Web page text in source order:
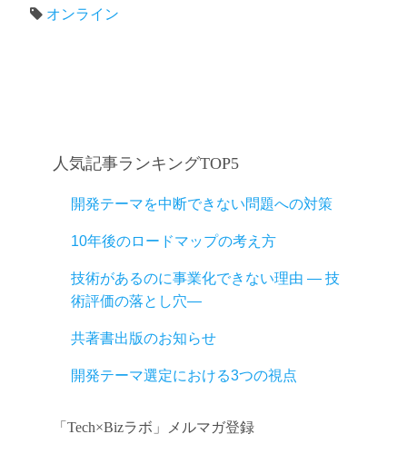
オンライン
人気記事ランキングTOP5
開発テーマを中断できない問題への対策
10年後のロードマップの考え方
技術があるのに事業化できない理由 ― 技
術評価の落とし穴―
共著書出版のお知らせ
開発テーマ選定における3つの視点
「Tech×Bizラボ」メルマガ登録